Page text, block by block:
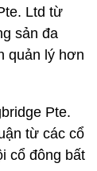
Ltd từ
sản đa
quản lý hơn
Pte.
từ các cổ
cổ đông bất